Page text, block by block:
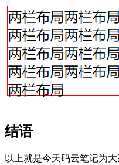
结语
以上就是今天码云笔记为